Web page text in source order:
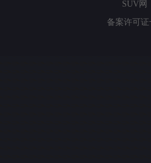
SUV网
备案许可证